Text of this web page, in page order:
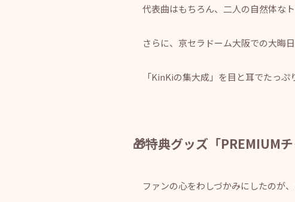
代表曲はもちろん、二人の自然体な
さらに、京セラドーム大阪での大晦
「KinKiの集大成」を目と耳でたっぷ
🎁特典グッズ「PREMIUM
ファンの心をわしづかみにしたのが、